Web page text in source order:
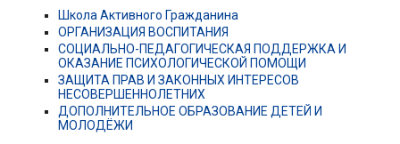
Школа Активного Гражданина
ОРГАНИЗАЦИЯ ВОСПИТАНИЯ
СОЦИАЛЬНО-ПЕДАГОГИЧЕСКАЯ ПОДДЕРЖКА И
ОКАЗАНИЕ ПСИХОЛОГИЧЕСКОЙ ПОМОЩИ
ЗАЩИТА ПРАВ И ЗАКОННЫХ ИНТЕРЕСОВ
НЕСОВЕРШЕННОЛЕТНИХ
ДОПОЛНИТЕЛЬНОЕ ОБРАЗОВАНИЕ ДЕТЕЙ И
МОЛОДЁЖИ